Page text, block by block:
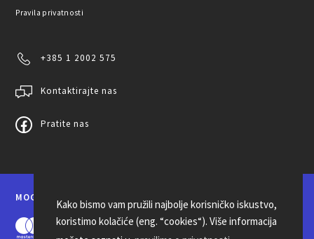
Kako bismo vam pružili najbolje korisničko iskustvo,
koristimo kolačiće (eng. “cookies“). Više informacija
Pravila privatnosti
+385 1 2002 575
Kontaktirajte nas
Pratite nas
MOGUĆNOSTI PLAĆANJA